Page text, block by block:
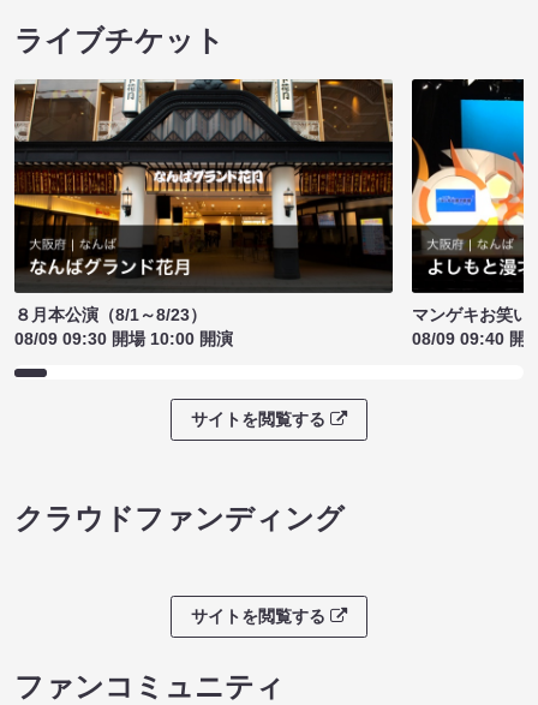
ライブチケット
８月本公演（8/1～8/23）
08/09 09:30 開場 10:00 開演
マンゲキお笑い
08/09 09:40 開
サイトを閲覧する
クラウドファンディング
サイトを閲覧する
ファンコミュニティ